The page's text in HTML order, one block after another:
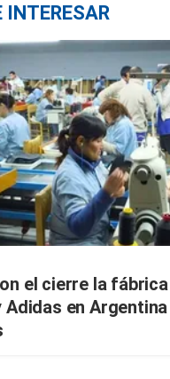
INTERESAR
el cierre la
Adidas en